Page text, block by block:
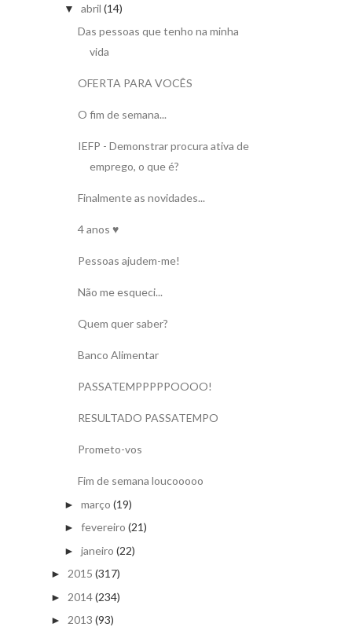
▼ abril (14)
Das pessoas que tenho na minha
vida
OFERTA PARA VOCÊS
O fim de semana...
IEFP - Demonstrar procura ativa de
emprego, o que é?
Finalmente as novidades...
4 anos ♥
Pessoas ajudem-me!
Não me esqueci...
Quem quer saber?
Banco Alimentar
PASSATEMPPPPPOOOO!
RESULTADO PASSATEMPO
Prometo-vos
Fim de semana loucooooo
► março (19)
► fevereiro (21)
► janeiro (22)
► 2015 (317)
► 2014(234)
► 2013 (93)